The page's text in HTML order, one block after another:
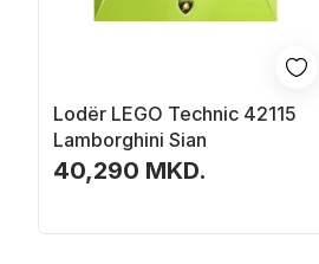
Lodër LEGO Technic 42115
Lamborghini Sian
40,290 MKD.